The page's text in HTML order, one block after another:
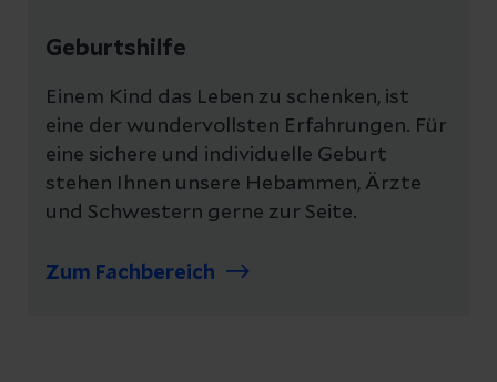
Geburtshilfe
Einem Kind das Leben zu schenken, ist
eine der wundervollsten Erfahrungen. Für
eine sichere und individuelle Geburt
stehen Ihnen unsere Hebammen, Ärzte
und Schwestern gerne zur Seite.
Zum Fachbereich